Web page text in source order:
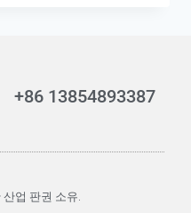
+86 13854893387
업 판권 소유.